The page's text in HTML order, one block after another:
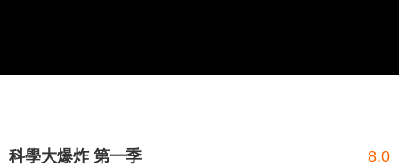
科學大爆炸 第一季 8.0